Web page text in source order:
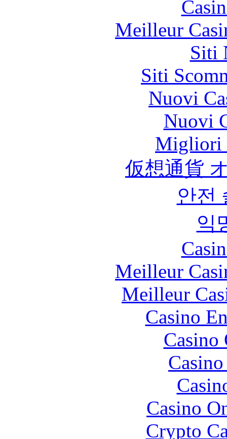
Meilleur
Siti
Siti
Nuovi
Nuovi
Migliori
仮想通貨
안전
익
Meilleur
Meilleur
Casino
Casino
Crypto